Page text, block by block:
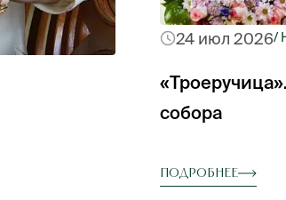
24 июл 2026/
собора
Подробнее